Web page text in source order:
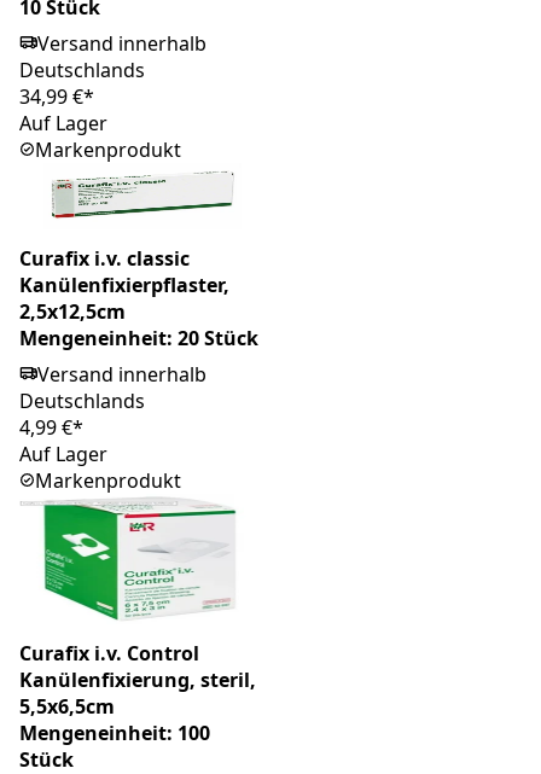
10 Stück
Versand innerhalb
Deutschlands
34,99 €*
Auf Lager
Markenprodukt
Curafix i.v. classic
Kanülenfixierpflaster,
2,5x12,5cm
Mengeneinheit: 20 Stück
Versand innerhalb
Deutschlands
4,99 €*
Auf Lager
Markenprodukt
Curafix i.v. Control
Kanülenfixierung, steril,
5,5x6,5cm
Mengeneinheit: 100
Stück